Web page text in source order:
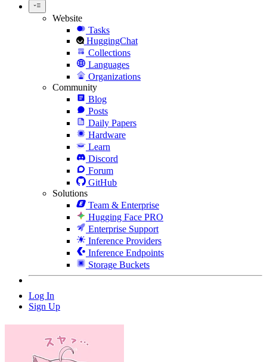
Website
Tasks
HuggingChat
Collections
Languages
Organizations
Community
Blog
Posts
Daily Papers
Hardware
Learn
Discord
Forum
GitHub
Solutions
Team & Enterprise
Hugging Face PRO
Enterprise Support
Inference Providers
Inference Endpoints
Storage Buckets
Log In
Sign Up